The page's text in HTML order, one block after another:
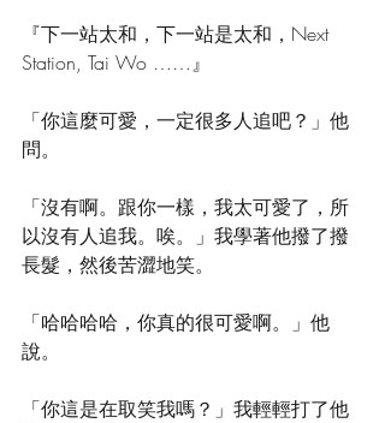
『下一站太和，下一站是太和，Next
Station, Tai Wo ……』
「你這麼可愛，一定很多人追吧？」他
問。
「沒有啊。跟你一樣，我太可愛了，所
以沒有人追我。唉。」我學著他撥了撥
長髮，然後苦澀地笑。
「哈哈哈哈，你真的很可愛啊。」他
說。
「你這是在取笑我嗎？」我輕輕打了他